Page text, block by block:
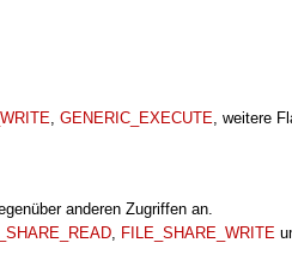
GENERIC_EXECUTE , weitere
anderen Zugriffen an.
, FILE_SHARE_WRITE